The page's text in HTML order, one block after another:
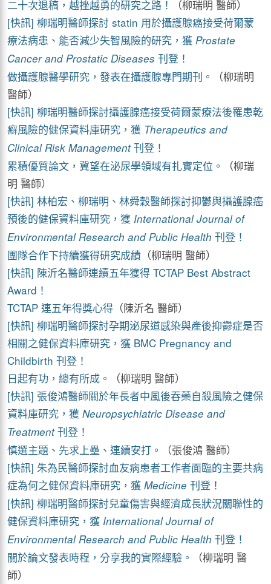
二十次退稿，越挫越勇的研究之路！
（柳瑞明 醫師）
[快訊] 柳瑞明醫師探討 statin 用於攝護腺癌接受荷爾蒙
療法病患、能否減少失智風險的研究，獲 Prostate
Cancer and Prostatic Diseases 刊登！
做攝護腺醫學研究，發表在攝護腺專門期刊。
（柳瑞明
醫師）
[快訊] 柳瑞明醫師探討攝護腺癌接受荷爾蒙療法後罹患乾
癬風險的健保資料庫研究，獲 Therapeutics and
Clinical Risk Management刊登！
累積優質論文，冀望在泌尿學領域有扎實定位。
（柳瑞
明 醫師）
[快訊] 林柏宏、柳瑞明、林舜穀醫師探討抑鬱與攝護腺癌
預後的健保資料庫研究，獲 International Journal of
Environmental Research and Public Health 刊登！
團隊合作下持續獲得研究成績 （柳瑞明 醫師）
[快訊] 陳沂名醫師連續五年獲得 TCTAP Best Abstract
Award！
TCTAP 連五年得獎心得 （陳沂名 醫師）
[快訊] 柳瑞明醫師探討孕期泌尿道感染與產後抑鬱症是否
相關之健保資料庫研究，獲 BMC Pregnancy and
Childbirth 刊登！
日起有功，總有所成。
（柳瑞明 醫師）
[快訊] 張俊鴻醫師關於年長者中風後吞藥自殺風險之健保
資料庫研究，獲 Neuropsychiatric Disease and
Treatment刊登！
慎選主題、先求上壘、連續安打。
（張俊鴻 醫師）
[快訊] 朱為民醫師探討血友病患者工作者面臨的主要共病
症為何之健保資料庫研究，獲 Medicine 刊登！
[快訊] 柳瑞明醫師探討兒童傷害與經濟成長狀況關聯性的
健保資料庫研究，獲 International Journal of
Environmental Research and Public Health 刊登！
關於論文發表時程，分享我的實際經驗。
（柳瑞明 醫
師）